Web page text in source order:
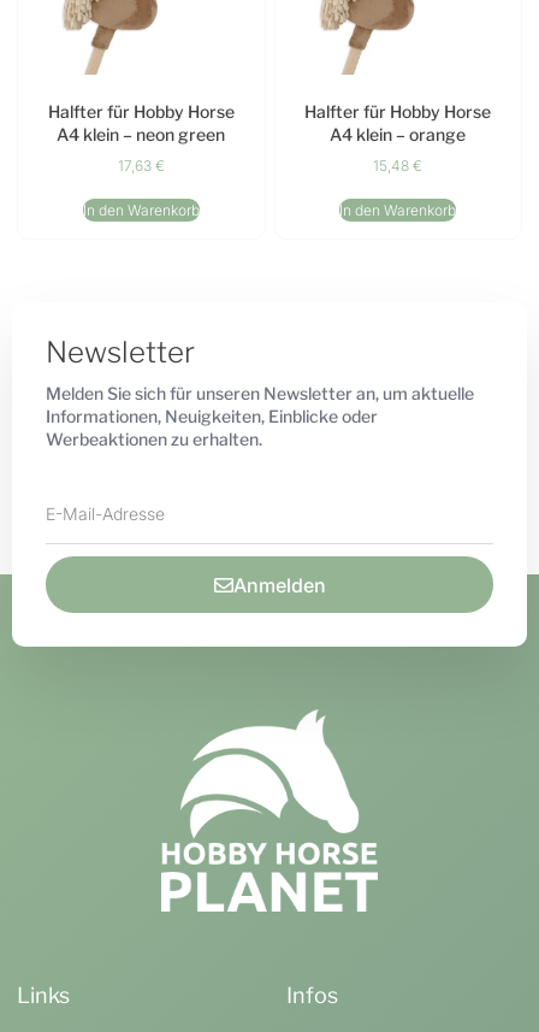
Halfter für Hobby Horse
A4 klein – neon green
17,63 €
In den Warenkorb
Halfter für Hobby Horse
A4 klein – orange
15,48€
In den Warenkorb
Newsletter
Melden Sie sich für unseren Newsletter an, um aktuelle
Informationen, Neuigkeiten, Einblicke oder
Werbeaktionen zu erhalten.
Anmelden
Links Infos